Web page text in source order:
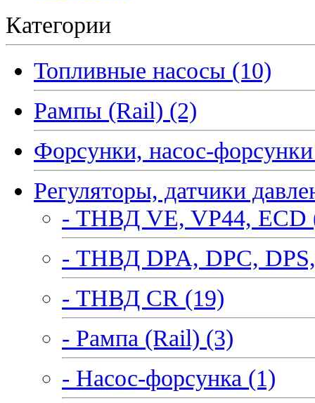
Категории
Топливные насосы (10)
Рампы (Rail) (2)
Форсунки, насос-
Регуляторы, датчики
- ТНВД VE, VP44, ECD
- ТНВД DPA, DPC,
- ТНВД CR (19)
- Рампа (Rail) (3)
- Насос-форсунка (1)